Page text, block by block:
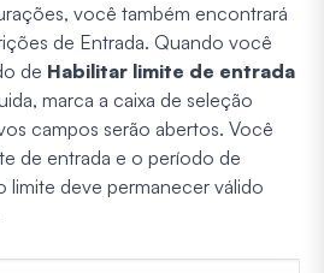
você também encontrará
de Entrada. Quando você
de Habilitar limite de entrada
marca a caixa de seleção
campos serão abertos. Você
de entrada e o período de
limite deve permanecer válido